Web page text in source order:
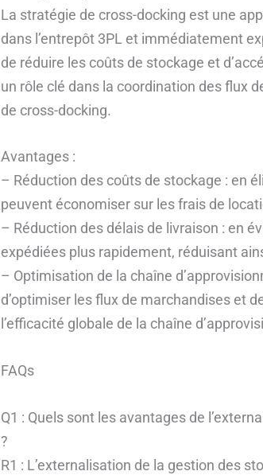
La stratégie de cross-docking est une
dans l’entrepôt 3PL et immédiatement
de réduire les coûts de stockage et
un rôle clé dans la coordination des flux
de cross-docking.
Avantages :
– Réduction des coûts de stockage : en
peuvent économiser sur les frais de
– Réduction des délais de livraison : en
expédiées plus rapidement, réduisant
– Optimisation de la chaîne
d’optimiser les flux de marchandises et
l’efficacité globale de la chaîne
FAQs
Q1 : Quels sont les avantages de
?
R1 : L’externalisation de la gestion des